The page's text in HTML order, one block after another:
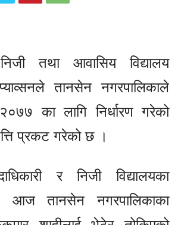
तथा आवासिय विद्यालय
तानसेन नगरपालिकाले
का लागि निर्धारण गरेको
प्रकट गरेको छ ।
र निजी विद्यालयका
आज तानसेन नगरपालिकाका